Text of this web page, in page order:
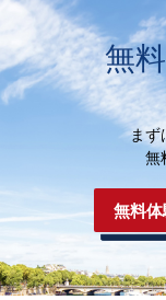
無
まず
無
無料